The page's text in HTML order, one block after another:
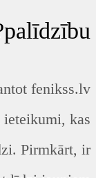
palīdzību?
fenikss.lv
kas
Pirmkārt, ir